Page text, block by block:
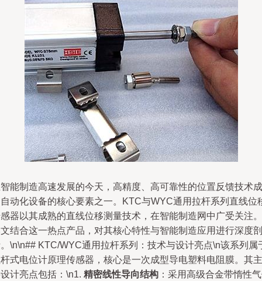
能制造高速发展的今天，高精度、高可靠性的位置反馈技术成
动化设备的核心要素之一。KTC与WYC通用拉杆系列直线位
器以其成熟的直线位移测量技术，在智能制造网中广受关注。
结合这一热点产品，对其核心特性与智能制造应用进行深度剖
\n\n## KTC/WYC通用拉杆系列：技术与设计亮点\n该系列属
式电位计原理传感器，核心是一次成型导电塑料电阻膜。其主
计亮点包括：\n1. 精密线性导向结构 ：采用高级合金带惰性